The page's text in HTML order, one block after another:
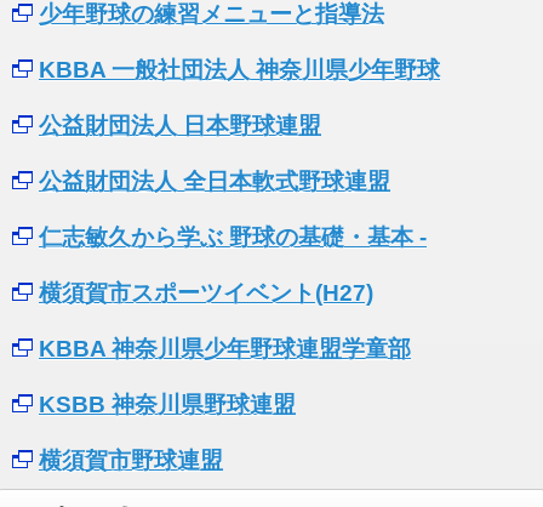
少年野球の練習メニューと指導法
KBBA 一般社団法人 神奈川県少年野球
公益財団法人 日本野球連盟
公益財団法人 全日本軟式野球連盟
仁志敏久から学ぶ 野球の基礎・基本 -
横須賀市スポーツイベント(H27)
KBBA 神奈川県少年野球連盟学童部
KSBB 神奈川県野球連盟
横須賀市野球連盟